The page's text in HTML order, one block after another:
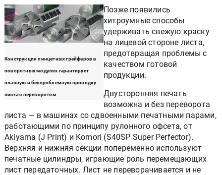
Конструкция пинцетных грейферов в
поворотных модулях гарантирует
плавную и беспроблемную проводку
листа с переворотом
Позже появились
хитроумные способы
удерживать свежую краску
на лицевой стороне листа,
предотвращая проблемы с
качеством готовой
продукции.
Двусторонняя печать
возможна и без переворота
листа — в машинах со сдвоенными печатными парами,
работающими по принципу рулонного офсета, от
Akiyama (J Print) и Komori (S40SP Super Perfector).
Верхняя и нижняя секции попеременно используют
печатные цилиндры, играющие роль перемещающих
лист передаточных. Лист не переворачивается и не